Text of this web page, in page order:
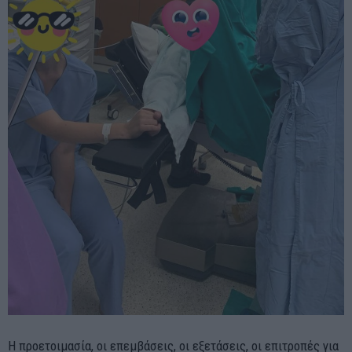
Η προετοιμασία, οι επεμβάσεις, οι εξετάσεις, οι επιτροπές για